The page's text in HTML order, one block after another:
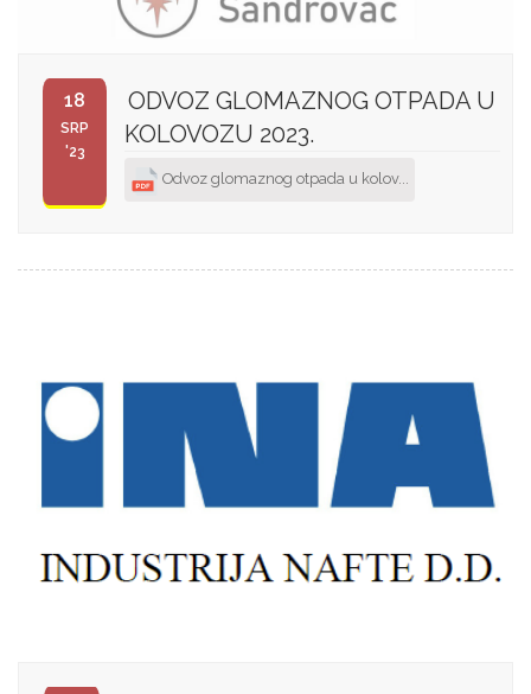
18
SRP
'23
ODVOZ GLOMAZNOG OTPADA U
KOLOVOZU 2023.
Odvoz glomaznog otpada u kolov...